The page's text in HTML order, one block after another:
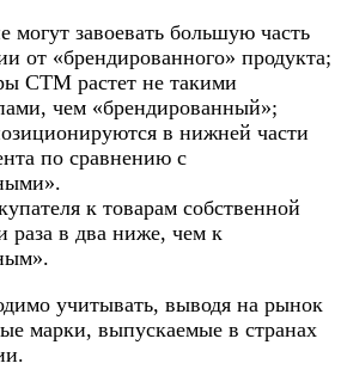
завоевать большую часть
от «брендированного» продукта;
СТМ растет не такими
чем «брендированный»;
в нижней части
по сравнению с
к товарам собственной
раза в два ниже, чем к
учитывать, выводя на рынок
марки, выпускаемые в странах